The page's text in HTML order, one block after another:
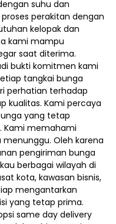
suhu dan
perakitan dengan
kelopak dan
kami mampu
saat diterima.
bukti komitmen kami
tangkai bunga
perhatian terhadap
kualitas. Kami percaya
yang tetap
Kami memahami
Oleh karena
pengiriman bunga
berbagai wilayah di
kota, kawasan bisnis,
mengantarkan
yang tetap prima.
same day delivery